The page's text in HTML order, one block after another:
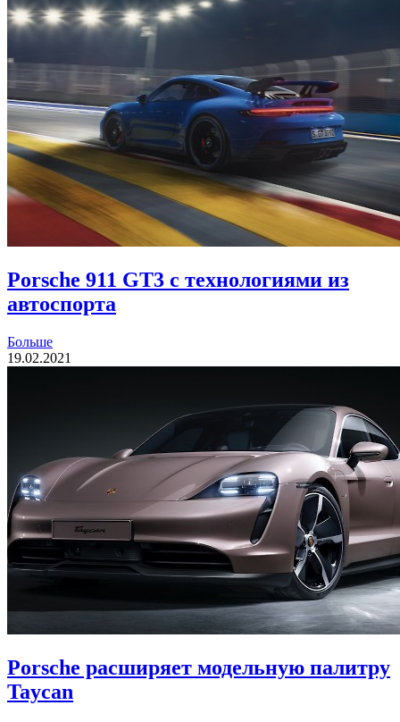
Porsche 911 GT3 с технологиями из
автоспорта
Больше
19.02.2021
Porsche расширяет модельную палитру
Taycan